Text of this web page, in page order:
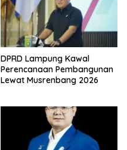
DPRD Lampung Kawal
Perencanaan Pembangunan
Lewat Musrenbang 2026